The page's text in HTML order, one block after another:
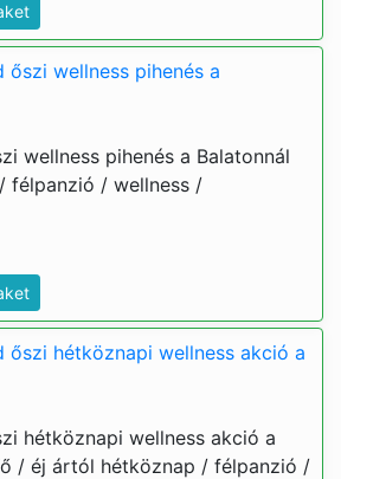
wellness pihenés a
wellness pihenés a Balatonnál
félpanzió / wellness /
hétköznapi wellness akció a
hétköznapi wellness akció a
/ éj ártól hétköznap / félpanzió /